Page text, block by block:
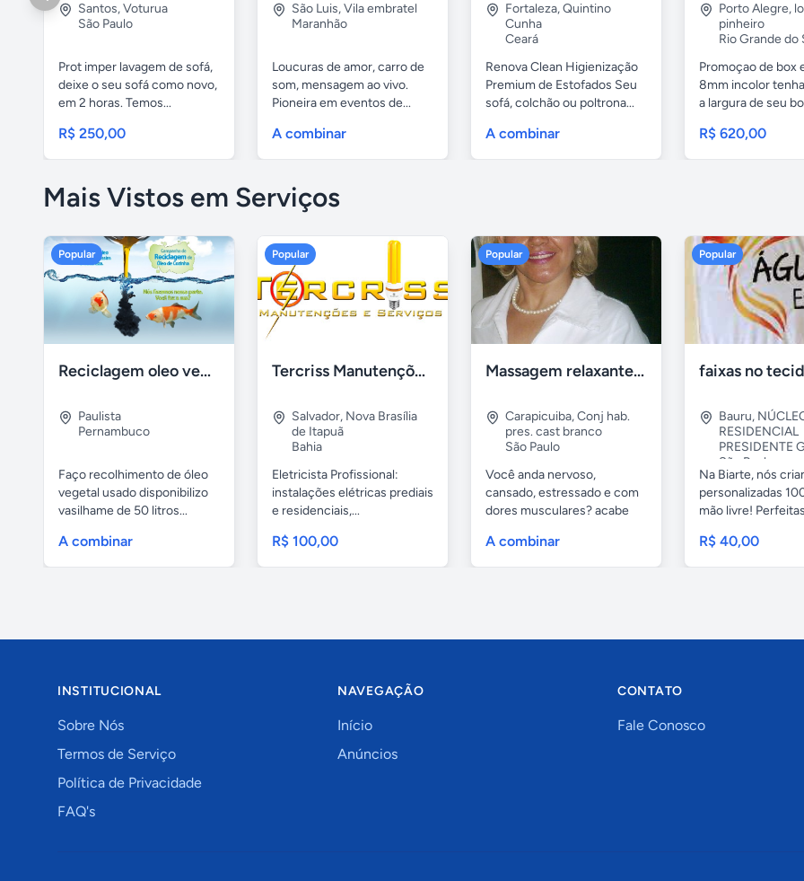
Santos,Voturua
São Paulo
Prot imper lavagem de sofá,
deixe o seu sofá como novo,
em 2 horas. Temos...
R$ 250,00
São Luis,Vila embratel
Maranhão
Loucuras de amor, carro de
som, mensagem ao vivo.
Pioneira em eventos de...
A combinar
Fortaleza,Quintino
Cunha
Ceará
Renova Clean Higienização
Premium de Estofados Seu
sofá, colchão ou poltrona...
A combinar
Porto Alegre,
pinheiro
Rio Grande do
Promoçao de box
8mm incolor
a largura de seu
R$ 620,00
Mais Vistos em Serviços
Popular
Reciclagem oleo vegetal
Paulista
Pernambuco
Faço recolhimento de óleo
vegetal usado disponibilizo
vasilhame de 50 litros...
A combinar
Popular
Tercriss Manutenções e Serviços
Salvador, Nova Brasília
de Itapuã
Bahia
Eletricista Profissional:
instalações elétricas prediais
e residenciais,...
R$ 100,00
Popular
Massagem relaxante- terapeutica e depilação
Carapicuiba,Conj hab.
pres. cast branco
São Paulo
Você anda nervoso,
cansado, estressado e com
dores musculares? acabe
A combinar
Popular
Bauru,
RESIDENCIAL
PRESIDENTE
São Paulo
Na Biarte, nós
personalizadas
mão livre!
R$ 40,00
INSTITUCIONAL
Sobre Nós
Termos de Serviço
Política de Privacidade
FAQ's
NAVEGAÇÃO
Início
Anúncios
CONTATO
Fale Conosco